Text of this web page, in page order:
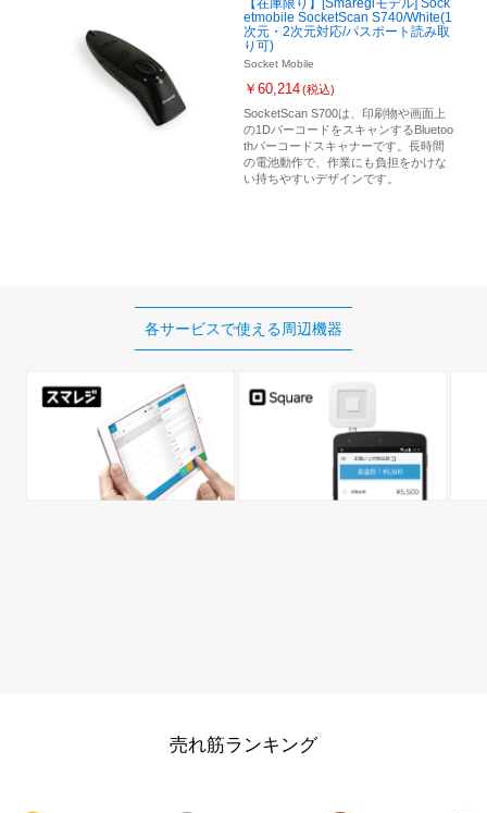
各サービスで使える周辺機器
売れ筋ランキング
etmobile SocketScan S740/White(1
次元・2次元対応/パスポート読み取
り可)
Socket Mobile
￥60,214(税込)
SocketScan S700は、印刷物や画面上
の1DバーコードをスキャンするBluetoo
thバーコードスキャナーです。長時間
の電池動作で、作業にも負担をかけな
い持ちやすいデザインです。